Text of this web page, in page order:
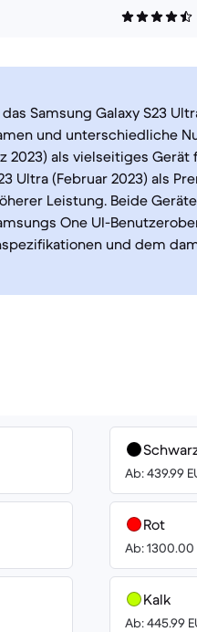
Samsung Galaxy S23
und unterschiedliche
2023) als vielseitiges
Ultra (Februar 2023) als
Leistung. Beide
One UI-
und dem
Ab: 439.99
Rot
Ab: 1300.00
Kalk
Ab: 445.99